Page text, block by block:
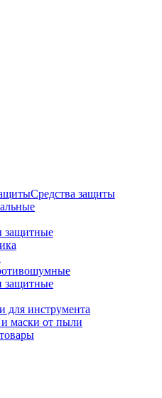
Средства защиты
защитные
защитные
для инструмента
маски от пыли